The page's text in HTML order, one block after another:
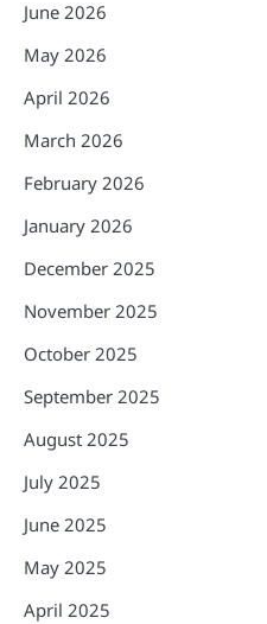
June 2026
May 2026
April 2026
March 2026
February 2026
January 2026
December 2025
November 2025
October 2025
September 2025
August 2025
July 2025
June 2025
May 2025
April 2025